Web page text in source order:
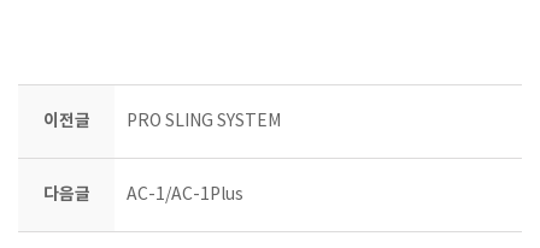
이전글 PRO SLING SYSTEM
다음글 AC-1/AC-1Plus